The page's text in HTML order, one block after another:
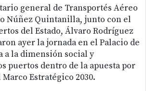
general de Transportés Aéreo
Núñez Quintanilla, junto con el
del Estado, Álvaro Rodríguez
ayer la jornada en el Palacio de
a la dimensión social y
puertos dentro de la apuesta por
Estratégico 2030.